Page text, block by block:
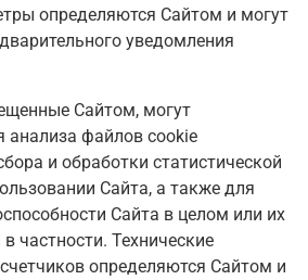
определяются Сайтом и могут
уведомления
Сайтом, могут
анализа файлов cookie
и обработки статистической
Сайта, а также для
Сайта в целом или их
частности. Технические
определяются Сайтом и